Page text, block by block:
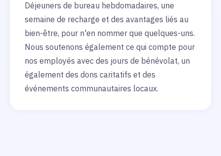
Déjeuners de bureau hebdomadaires, une
semaine de recharge et des avantages liés au
bien-être, pour n'en nommer que quelques-uns.
Nous soutenons également ce qui compte pour
nos employés avec des jours de bénévolat, un
également des dons caritatifs et des
événements communautaires locaux.